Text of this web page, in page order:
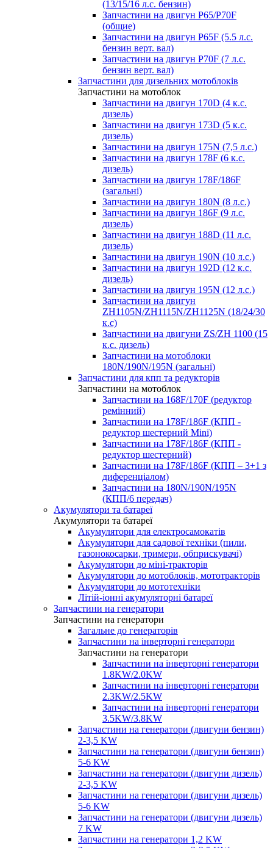
(13/15/16 л.с. бензин)
Запчастини на двигун P65/P70F
(общие)
Запчастини на двигун P65F (5.5 л.с.
бензин верт. вал)
Запчастини на двигун P70F (7 л.с.
бензин верт. вал)
Запчастини для дизельних мотоблоків
Запчастини на мотоблок
Запчастини на двигун 170D (4 к.с.
дизель)
Запчастини на двигун 173D (5 к.с.
дизель)
Запчастини на двигун 175N (7,5 л.с.)
Запчастини на двигун 178F (6 к.с.
дизель)
Запчастини на двигун 178F/186F
(загальні)
Запчастини на двигун 180N (8 л.с.)
Запчастини на двигун 186F (9 л.с.
дизель)
Запчастини на двигун 188D (11 л.с.
дизель)
Запчастини на двигун 190N (10 л.с.)
Запчастини на двигун 192D (12 к.с.
дизель)
Запчастини на двигун 195N (12 л.с.)
Запчастини на двигун
ZH1105N/ZH1115N/ZH1125N (18/24/30
к.с)
Запчастини на двигуни ZS/ZH 1100 (15
к.с. дизель)
Запчастини на мотоблоки
180N/190N/195N (загальні)
Запчастини для кпп та редукторів
Запчастини на мотоблок
Запчастини на 168F/170F (редуктор
ремінний)
Запчастини на 178F/186F (КПП -
редуктор шестерний Mini)
Запчастини на 178F/186F (КПП -
редуктор шестерний)
Запчастини на 178F/186F (КПП – 3+1 з
диференціалом)
Запчастини на 180N/190N/195N
(КПП/6 передач)
Акумулятори та батареї
Акумулятори та батареї
Акумулятори для електросамокатів
Акумулятори для садової техніки (пили,
газонокосарки, тримери, обприскувачі)
Акумулятори до міні-тракторів
Акумулятори до мотоблоків, мототракторів
Акумулятори до мототехніки
Літій-іонні акумуляторні батареї
Запчастини на генератори
Запчастини на генератори
Загальне до генераторів
Запчастини на інверторні генератори
Запчастини на генератори
Запчастини на інверторні генератори
1.8KW/2.0KW
Запчастини на інверторні генератори
2.3KW/2.5KW
Запчастини на інверторні генератори
3.5KW/3.8KW
Запчастини на генератори (двигуни бензин)
2-3,5 KW
Запчастини на генератори (двигуни бензин)
5-6 KW
Запчастини на генератори (двигуни дизель)
2-3,5 KW
Запчастини на генератори (двигуни дизель)
5-6 KW
Запчастини на генератори (двигуни дизель)
7 KW
Запчастини на генератори 1,2 KW